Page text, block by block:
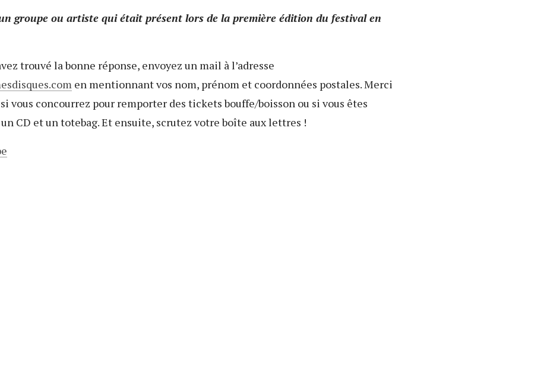
groupe ou artiste qui était présent lors de la première édition du festival en
trouvé la bonne réponse, envoyez un mail à l’adresse
en mentionnant vos nom, prénom et coordonnées postales. Merci
vous concourrez pour remporter des tickets bouffe/boisson ou si vous êtes
CD et un totebag. Et ensuite, scrutez votre boîte aux lettres !